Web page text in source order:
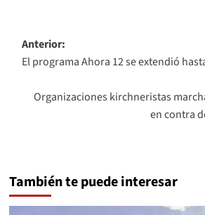
Navegación
de
entradas
Anterior:
El programa Ahora 12 se extendió
Organizaciones kirchneristas
en contra
También te puede interesar